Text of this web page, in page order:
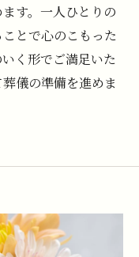
す。一人ひとりの
とで心のこもった
く形でご満足いた
儀の準備を進めま